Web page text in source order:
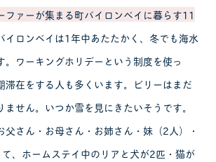
ファーが集まる町バイロンベイに暮らす11
イロンベイは1年中あたたかく、冬でも海水
。ワーキングホリデーという制度を使っ
滞在をする人も多くいます。ビリーはまだ
せん。いつか雪を見にきたいそうです。
父さん・お母さん・お姉さん・妹（2人）・
、ホームステイ中のリアと犬が2匹・猫が